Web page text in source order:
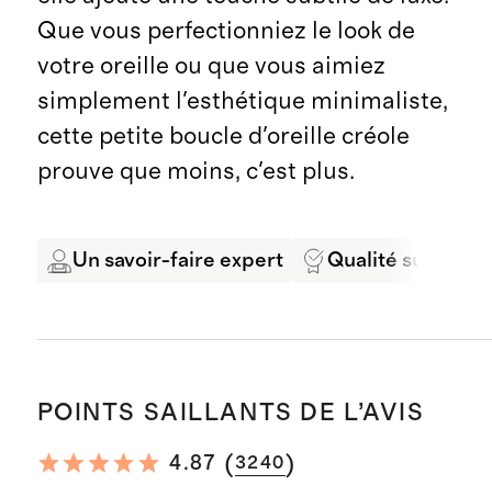
Que vous perfectionniez le look de
votre oreille ou que vous aimiez
simplement l'esthétique minimaliste,
cette petite boucle d'oreille créole
prouve que moins, c'est plus.
Un savoir-faire expert Qualité
POINTS SAILLANTS DE L’AVIS
4.87 (3240)